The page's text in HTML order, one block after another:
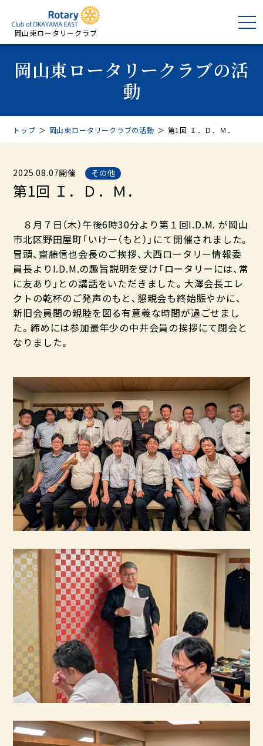
岡山東ロータリークラブ
岡山東ロータリークラブの活
動
トップ ＞ 岡山東ロータリークラブの活動 ＞ 第1回 Ｉ．Ｄ．Ｍ．
2025.08.07開催 その他
第1回 Ｉ．Ｄ．Ｍ．
８月７日（木）午後6時30分より第１回I.D.M. が岡山
市北区野田屋町「いけ一（もと）」にて開催されました。
冒頭、齋藤信也会長のご挨拶、大西ロータリー情報委
員長よりI.D.M.の趣旨説明を受け「ロータリーには、常
に友あり」との講話をいただきました。大澤会長エレ
クトの乾杯のご発声のもと、懇親会も終始賑やかに、
新旧会員間の親睦を図る有意義な時間が過ごせまし
た。締めには参加最年少の中井会員の挨拶にて閉会と
なりました。